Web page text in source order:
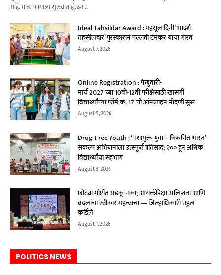
आहे. मात्र, कामाला सुरुवात होऊन...
Ideal Tahsildar Award : महसूल दिनी ‘आदर्श
तहसीलदार’ पुरस्काराने पल्लवी टेमकर यांचा गौरव
August 7, 2026
Online Registration : फेब्रुवारी-
मार्च 2027 च्या 10वी-12वी परीक्षेसाठी खासगी
विद्यार्थ्यांच्या फॉर्म क्र. 17 ची ऑनलाइन नोंदणी सुरू
August 5, 2026
Drug-Free Youth : ‘नशामुक्त युवा – विकसित भारत’
संकल्प अभियानाला उत्स्फूर्त प्रतिसाद; २०० हून अधिक
विद्यार्थ्यांचा सहभाग
August 3, 2026
छोट्या गोष्टींत अडकू नका; आसक्तीपेक्षा अलिप्तता आणि
बदलांचा स्वीकार महत्त्वाचा — जिल्हाधिकारी राहुल
कर्डिले
August 1, 2026
POLITICS NEWS